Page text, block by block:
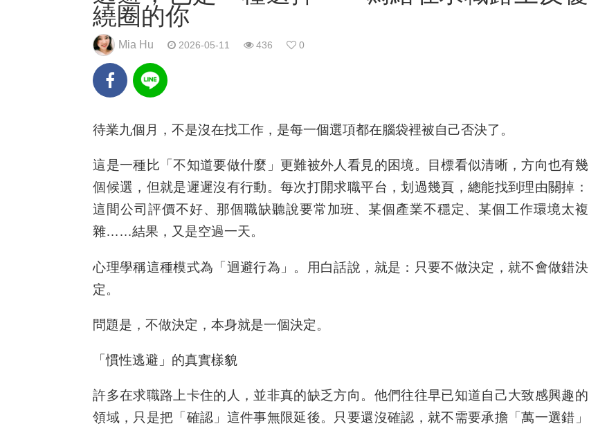
繞圈的你
Mia Hu 2026-05-11 436 0
待業九個月，不是沒在找工作，是每一個選項都在腦袋裡被自己否決了。
這是一種比「不知道要做什麼」更難被外人看見的困境。目標看似清晰，方向也有幾
個候選，但就是遲遲沒有行動。每次打開求職平台，划過幾頁，總能找到理由關掉：
這間公司評價不好、那個職缺聽說要常加班、某個產業不穩定、某個工作環境太複
雜……結果，又是空過一天。
心理學稱這種模式為「迴避行為」。用白話說，就是：只要不做決定，就不會做錯決
定。
問題是，不做決定，本身就是一個決定。
「慣性逃避」的真實樣貌
許多在求職路上卡住的人，並非真的缺乏方向。他們往往早已知道自己大致感興趣的
領域，只是把「確認」這件事無限延後。只要還沒確認，就不需要承擔「萬一選錯」